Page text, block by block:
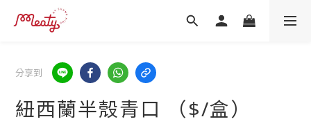
分享到
紐西蘭半殼青口 （$/盒）